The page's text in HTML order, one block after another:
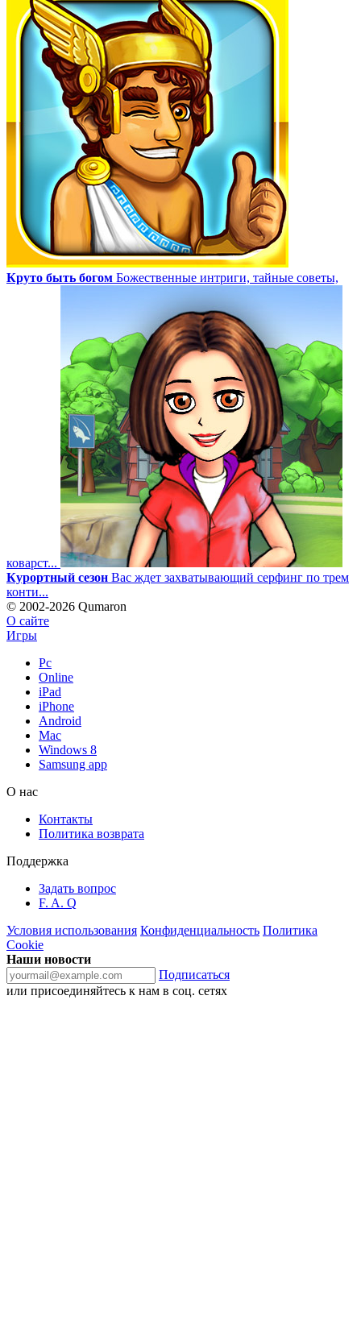
Круто быть богом Божественные интриги, тайные советы,
коварст...
Курортный сезон Вас ждет захватывающий серфинг по трем
конти...
© 2002-2026 Qumaron
О сайте
Игры
Pc
Online
iPad
iPhone
Android
Mac
Windows 8
Samsung app
О нас
Контакты
Политика возврата
Поддержка
Задать вопрос
F. A. Q
Условия использования Конфиденциальность Политика
Cookie
Наши новости
Подписаться
или присоединяйтесь к нам в соц. сетях